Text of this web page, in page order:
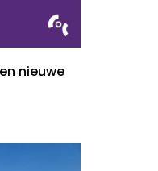
nieuwe